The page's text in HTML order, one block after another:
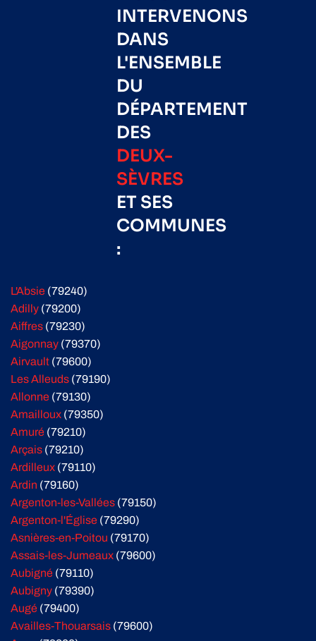
INTERVENONS
DANS
L'ENSEMBLE
DU
DÉPARTEMENT
DES
DEUX-
SÈVRES
ET SES
COMMUNES
:
L'Absie (79240)
Adilly (79200)
Aiffres (79230)
Aigonnay (79370)
Airvault (79600)
Les Alleuds (79190)
Allonne (79130)
Amailloux (79350)
Amuré (79210)
Arçais (79210)
Ardilleux (79110)
Ardin (79160)
Argenton-les-Vallées (79150)
Argenton-l'Église (79290)
Asnières-en-Poitou (79170)
Assais-les-Jumeaux (79600)
Aubigné (79110)
Aubigny (79390)
Augé (79400)
Availles-Thouarsais (79600)